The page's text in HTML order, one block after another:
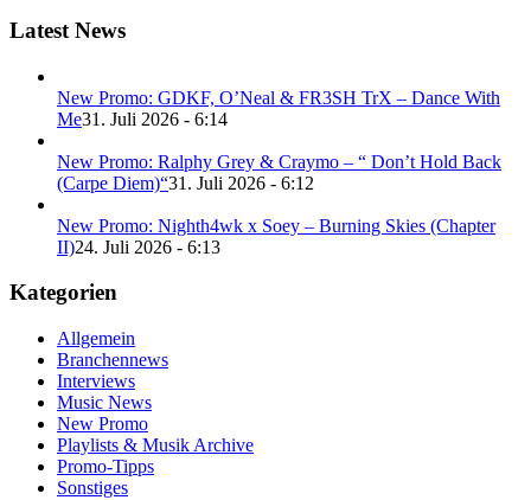
Latest News
New Promo: GDKF, O’Neal & FR3SH TrX – Dance With
Me31. Juli 2026 - 6:14
New Promo: Ralphy Grey & Craymo – “ Don’t Hold Back
(Carpe Diem)“31. Juli 2026 - 6:12
New Promo: Nighth4wk x Soey – Burning Skies (Chapter
II)24. Juli 2026 - 6:13
Kategorien
Allgemein
Branchennews
Interviews
Music News
New Promo
Playlists & Musik Archive
Promo-Tipps
Sonstiges